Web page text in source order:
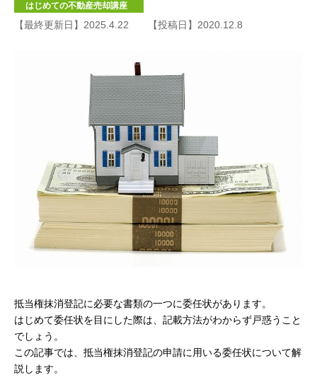
はじめての不動産売却講座
【最終更新日】2025.4.22 【投稿日】2020.12.8
抵当権抹消登記に必要な書類の一つに委任状があります。
はじめて委任状を目にした際は、記載方法がわからず戸惑うこと
でしょう。
この記事では、抵当権抹消登記の申請に用いる委任状について解
説します。